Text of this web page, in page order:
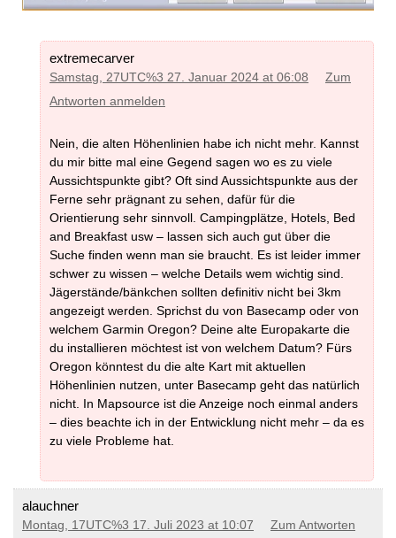
extremecarver
Samstag, 27UTC%3 27. Januar 2024 at 06:08
Zum
Antworten anmelden
Nein, die alten Höhenlinien habe ich nicht mehr. Kannst
du mir bitte mal eine Gegend sagen wo es zu viele
Aussichtspunkte gibt? Oft sind Aussichtspunkte aus der
Ferne sehr prägnant zu sehen, dafür für die
Orientierung sehr sinnvoll. Campingplätze, Hotels, Bed
and Breakfast usw – lassen sich auch gut über die
Suche finden wenn man sie braucht. Es ist leider immer
schwer zu wissen – welche Details wem wichtig sind.
Jägerstände/bänkchen sollten definitiv nicht bei 3km
angezeigt werden. Sprichst du von Basecamp oder von
welchem Garmin Oregon? Deine alte Europakarte die
du installieren möchtest ist von welchem Datum? Fürs
Oregon könntest du die alte Kart mit aktuellen
Höhenlinien nutzen, unter Basecamp geht das natürlich
nicht. In Mapsource ist die Anzeige noch einmal anders
– dies beachte ich in der Entwicklung nicht mehr – da es
zu viele Probleme hat.
alauchner
Montag, 17UTC%3 17. Juli 2023 at 10:07
Zum Antworten